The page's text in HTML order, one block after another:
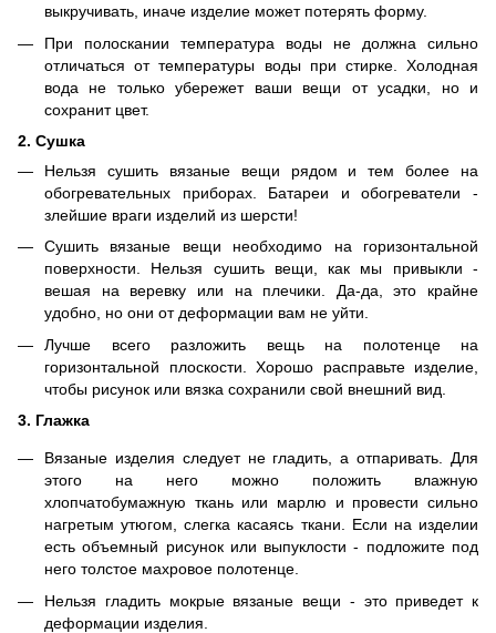
выкручивать, иначе изделие может потерять форму.
При полоскании температура воды не должна сильно
отличаться от температуры воды при стирке. Холодная
вода не только убережет ваши вещи от усадки, но и
сохранит цвет.
2. Сушка
Нельзя сушить вязаные вещи рядом и тем более на
обогревательных приборах. Батареи и обогреватели -
злейшие враги изделий из шерсти!
Сушить вязаные вещи необходимо на горизонтальной
поверхности. Нельзя сушить вещи, как мы привыкли -
вешая на веревку или на плечики. Да-да, это крайне
удобно, но они от деформации вам не уйти.
Лучше всего разложить вещь на полотенце на
горизонтальной плоскости. Хорошо расправьте изделие,
чтобы рисунок или вязка сохранили свой внешний вид.
3. Глажка
Вязаные изделия следует не гладить, а отпаривать. Для
этого на него можно положить влажную
хлопчатобумажную ткань или марлю и провести сильно
нагретым утюгом, слегка касаясь ткани. Если на изделии
есть объемный рисунок или выпуклости - подложите под
него толстое махровое полотенце.
Нельзя гладить мокрые вязаные вещи - это приведет к
деформации изделия.